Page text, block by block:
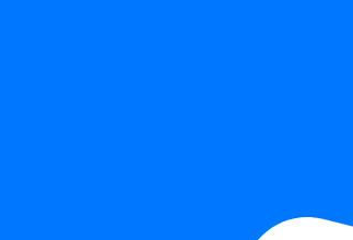
обработки персональных данных.